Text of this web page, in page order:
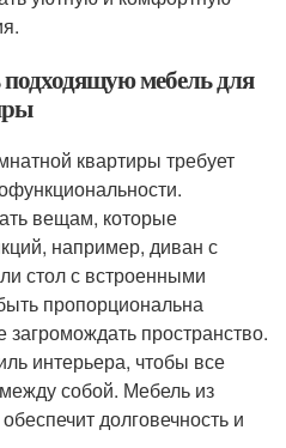
мебель для
квартиры требует
вещам, которые
например, диван с
стол с встроенными
пропорциональна
пространство.
интерьера, чтобы все
собой. Мебель из
долговечность и